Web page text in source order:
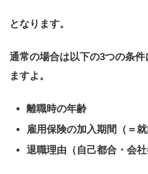
となります。
通常の場合は以下の3つの条
ますよ。
離職時の年齢
雇用保険の加入期間（＝就
退職理由（自己都合・会社